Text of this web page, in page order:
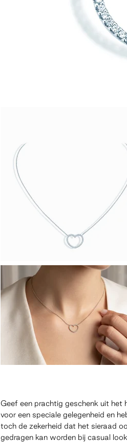
Geef een prachtig geschenk uit het
voor een speciale gelegenheid en
toch de zekerheid dat het sieraad
gedragen kan worden bij casual